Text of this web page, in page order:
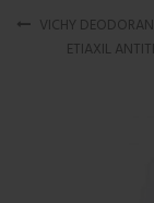
VICHY
ETIAXIL